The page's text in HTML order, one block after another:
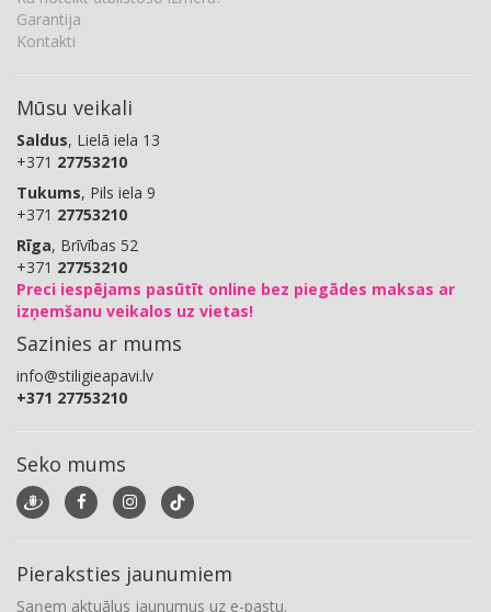
Garantija
Kontakti
Mūsu veikali
Saldus, Lielā iela 13
+371 27753210
Tukums, Pils iela 9
+371 27753210
Rīga, Brīvības 52
+371 27753210
Preci iespējams pasūtīt online bez piegādes maksas ar
izņemšanu veikalos uz vietas!
Sazinies ar mums
info@stiligieapavi.lv
+371 27753210
Seko mums
Pieraksties jaunumiem
Saņem aktuālus jaunumus uz e-pastu.